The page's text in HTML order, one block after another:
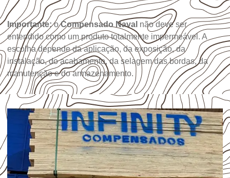
Importante:oCompensado Naval não deve ser
entendido como um produto totalmente impermeável. A
escolha depende da aplicação, da exposição, da
instalação, do acabamento, da selagem das bordas, da
manutenção e do armazenamento.